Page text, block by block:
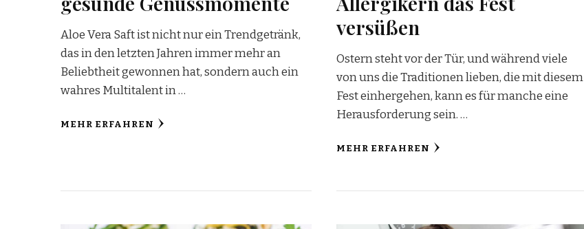
Aloe Vera Saft ist nicht nur ein Trendgetränk,
das in den letzten Jahren immer mehr an
Beliebtheit gewonnen hat, sondern auch ein
wahres Multitalent in …
MEHR ERFAHREN
versüßen
Ostern steht vor der Tür, und während viele
von uns die Traditionen lieben, die mit diesem
Fest einhergehen, kann es für manche eine
Herausforderung sein. …
MEHR ERFAHREN